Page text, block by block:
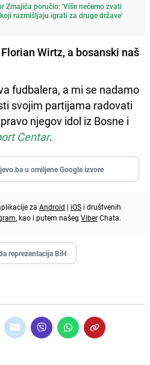
Zmajića poručio: 'Više nećemo zvati
razmišljaju igrati za druge države'
Wirtz, a bosanski naš
fudbalera, a mi se nadamo
svojim partijama radovati
njegov idol iz Bosne i
Centar.
u omiljene Google izvore
za Android | iOS i društvenih
, kao i putem našeg ViberChata.
reprezentacija BiH